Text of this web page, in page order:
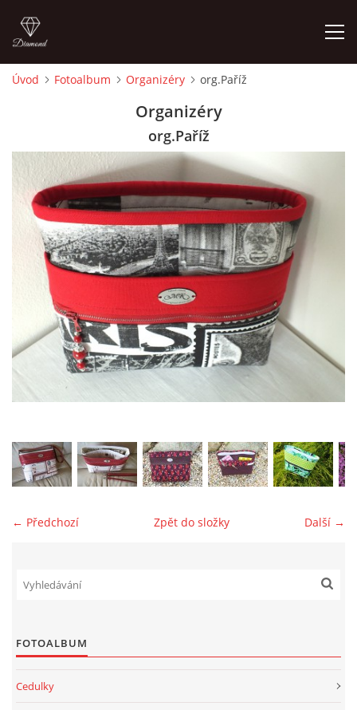
CEDULKY
MOJE POSLEDNÍ PRÁCE
jk-laguna@seznam.cz
Úvod Fotoalbum Organizéry org.Paříž
Organizéry
org.Paříž
← Předchozí Další →
Zpět do složky
FOTOALBUM
Cedulky